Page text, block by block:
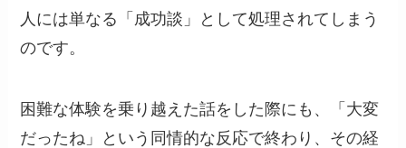
人には単なる「成功談」として処理されてしまう
のです。
困難な体験を乗り越えた話をした際にも、「大変
だったね」という同情的な反応で終わり、その経